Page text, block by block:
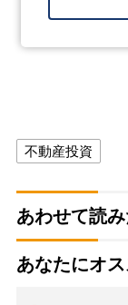
不動産投資
あわせて読
あなたにオ